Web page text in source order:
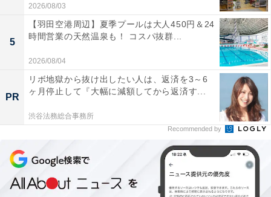
方で福島の味覚を楽しめます。
楽天トラベルでホテルを見る
2026/08/03
5
【羽田空港周辺】夏季プールは大人450円＆24
時間営業の天然温泉も！ コスパ抜群...
2026/08/04
PR
リボ地獄から抜け出したい人は、返済を3～6
ヶ月停止して『大幅に減額してから返済す...
渋谷法務総合事務所
Recommended by